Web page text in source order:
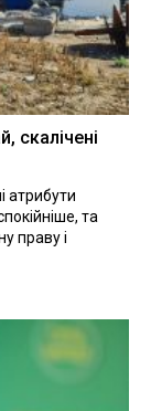
скалічені
атрибути
та
праву і